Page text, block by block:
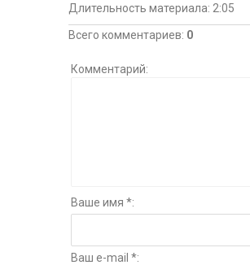
Длительность материала: 2:05
Всего комментариев: 0
Комментарий:
Ваше имя *:
Ваш e-mail *: